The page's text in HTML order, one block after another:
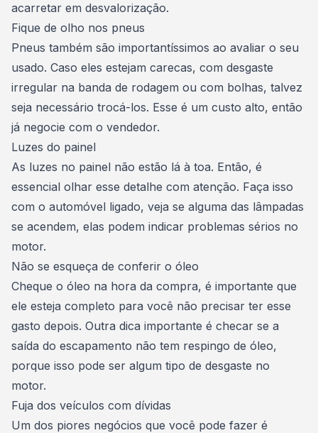
acarretar em desvalorização.
Fique de olho nos pneus
Pneus também são importantíssimos ao avaliar o seu
usado. Caso eles estejam carecas, com desgaste
irregular na banda de rodagem ou com bolhas, talvez
seja necessário trocá-los. Esse é um custo alto, então
já negocie com o vendedor.
Luzes do painel
As luzes no painel não estão lá à toa. Então, é
essencial olhar esse detalhe com atenção. Faça isso
com o automóvel ligado, veja se alguma das lâmpadas
se acendem, elas podem indicar problemas sérios no
motor.
Não se esqueça de conferir o óleo
Cheque o óleo na hora da compra, é importante que
ele esteja completo para você não precisar ter esse
gasto depois. Outra dica importante é checar se a
saída do escapamento não tem respingo de óleo,
porque isso pode ser algum tipo de desgaste no
motor.
Fuja dos veículos com dívidas
Um dos piores negócios que você pode fazer é